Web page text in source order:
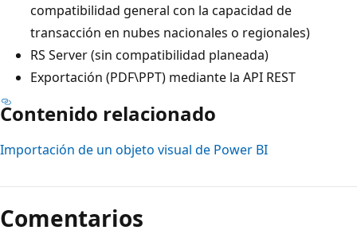
compatibilidad general con la capacidad de
transacción en nubes nacionales o regionales)
RS Server (sin compatibilidad planeada)
Exportación (PDF\PPT) mediante la API REST
Contenido relacionado
Importación de un objeto visual de Power BI
Comentarios